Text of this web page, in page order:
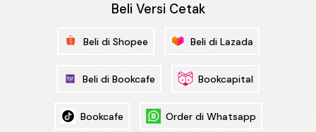
Beli Versi Cetak
Beli di Shopee Beli di Lazada
Beli di Bookcafe Bookcapital
Bookcafe Order di Whatsapp